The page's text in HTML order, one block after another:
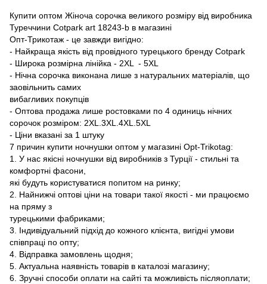
Купити оптом Жіноча сорочка великого розміру від виробника
Туреччини Сotpark art 18243-b в магазині
Опт-Трикотаж - це завжди вигідно:
- Найкраща якість від провідного турецького бренду Сotpark
- Широка розмірна лінійка - 2XL - 5XL
- Нічна сорочка виконана лише з натуральних матеріалів, що
заовільнить самих
вибагливих покупців
- Оптова продажа лише ростовками по 4 одиниць нічних
сорочок розміром: 2XL.3XL.4XL.5XL
- Ціни вказані за 1 штуку
7 причин купити ночнушки оптом у магазині Opt-Trikotag:
1. У нас якісні ночнушки від виробників з Турції - стильні та
комфортні фасони,
які будуть користуватися попитом на ринку;
2. Найнижчі оптові ціни на товари такої якості - ми працюємо
на пряму з
турецькими фабриками;
3. Індивідуальний підхід до кожного клієнта, вигідні умови
співпраці по опту;
4. Відправка замовлень щодня;
5. Актуальна наявність товарів в каталозі магазину;
6. Зручні способи оплати на сайті та можливість післяоплати;